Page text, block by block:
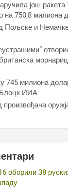
још ракета
на 750,8 милиона
Пољске и
745 милиона
ИИА
произвођача
оборили 38